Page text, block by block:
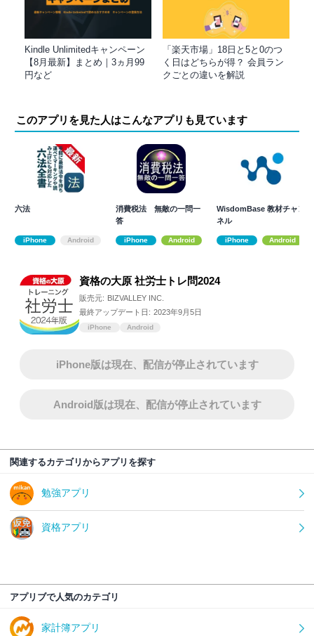
Kindle Unlimitedキャンペーン
【8月最新】まとめ｜3ヵ月99
円など
「楽天市場」18日と5と0のつ
く日はどちらが得？ 会員ラン
クごとの違いを解説
このアプリを見た人はこんなアプリも見ています
六法
iPhone Android
消費税法 無敵の一問一
答
iPhone Android
WisdomBase 教材チャン
ネル
iPhone Android
資格の大原 社労士トレ問2024
販売元: BIZVALLEY INC.
最終アップデート日: 2023年9月5日
iPhone Android
iPhone版は現在、配信が停止されています
Android版は現在、配信が停止されています
関連するカテゴリからアプリを探す
勉強アプリ
資格アプリ
アプリブで人気のカテゴリ
家計簿アプリ